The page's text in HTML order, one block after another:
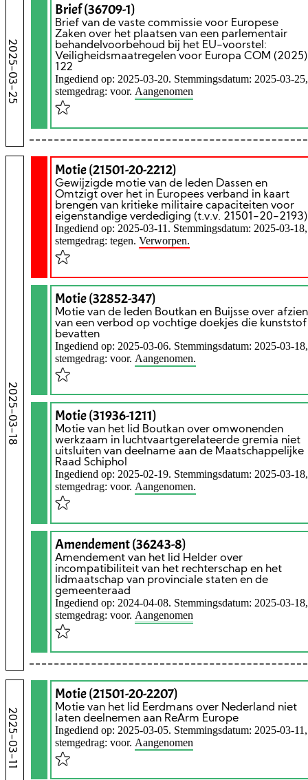
2025-03-25
Brief (36709-1)
Brief van de vaste commissie voor Europese
Zaken over het plaatsen van een parlementair
behandelvoorbehoud bij het EU-voorstel:
Veiligheidsmaatregelen voor Europa COM (2025)
122
Ingediend op: 2025-03-20. Stemmingsdatum: 2025-03-25,
stemgedrag: voor. Aangenomen
2025-03-18
Motie (21501-20-2212)
Gewijzigde motie van de leden Dassen en
Omtzigt over het in Europees verband in kaart
brengen van kritieke militaire capaciteiten voor
eigenstandige verdediging (t.v.v. 21501-20-2193)
Ingediend op: 2025-03-11. Stemmingsdatum: 2025-03-18,
stemgedrag: tegen. Verworpen.
Motie (32852-347)
Motie van de leden Boutkan en Buijsse over afzien
van een verbod op vochtige doekjes die kunststof
bevatten
Ingediend op: 2025-03-06. Stemmingsdatum: 2025-03-18,
stemgedrag: voor. Aangenomen.
Motie (31936-1211)
Motie van het lid Boutkan over omwonenden
werkzaam in luchtvaartgerelateerde gremia niet
uitsluiten van deelname aan de Maatschappelijke
Raad Schiphol
Ingediend op: 2025-02-19. Stemmingsdatum: 2025-03-18,
stemgedrag: voor. Aangenomen.
Amendement (36243-8)
Amendement van het lid Helder over
incompatibiliteit van het rechterschap en het
lidmaatschap van provinciale staten en de
gemeenteraad
Ingediend op: 2024-04-08. Stemmingsdatum: 2025-03-18,
stemgedrag: voor. Aangenomen
2025-03-11
Motie (21501-20-2207)
Motie van het lid Eerdmans over Nederland niet
laten deelnemen aan ReArm Europe
Ingediend op: 2025-03-05. Stemmingsdatum: 2025-03-11,
stemgedrag: voor. Aangenomen